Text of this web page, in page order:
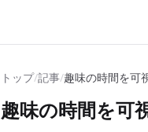
トップ/記事/趣味の時間を可
趣味の時間を可